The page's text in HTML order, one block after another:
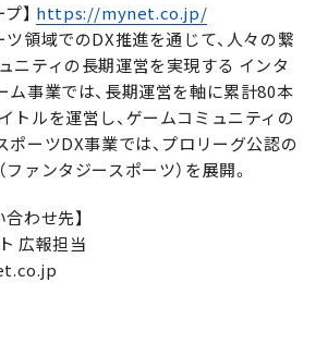
】 https://mynet.co.jp/
ツ領域でのDX推進を通じて、人々の繋
ニティの長期運営を実現する インタ
ム事業では、長期運営を軸に累計80本
トルを運営し、ゲームコミュニティの
ポーツDX事業では、プロリーグ公認の
ァンタジースポーツ）を展開。
わせ先】
広報担当